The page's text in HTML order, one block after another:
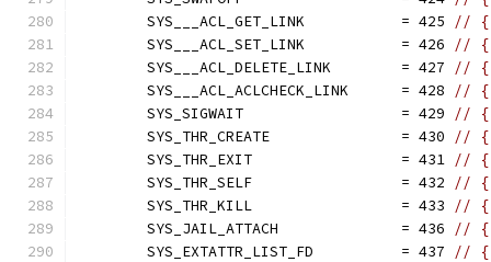
	SYS___ACL_GET_LINK           = 425
// {
	SYS___ACL_SET_LINK           = 426
// {
	SYS___ACL_DELETE_LINK        = 427
// {
	SYS___ACL_ACLCHECK_LINK      = 428
// {
	SYS_SIGWAIT                  = 429
// {
	SYS_THR_CREATE               = 430
// {
	SYS_THR_EXIT                 = 431
// {
	SYS_THR_SELF                 = 432
// {
	SYS_THR_KILL                 = 433
// {
	SYS_JAIL_ATTACH              = 436
// {
	SYS_EXTATTR_LIST_FD          = 437
// {